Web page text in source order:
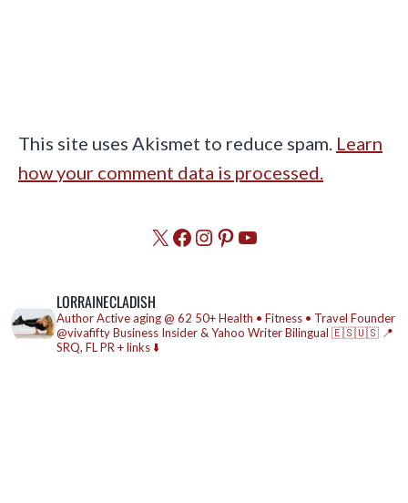
This site uses Akismet to reduce spam. Learn
how your comment data is processed.
X Facebook
Instagram
Pinterest
YouTube
LORRAINECLADISH
AuthorActive aging @ 62 50+ Health • Fitness • Travel Founder
@vivafiftyBusiness Insider & Yahoo WriterBilingual 🇪🇸🇺🇸 📍
SRQ, FLPR + links ⬇️